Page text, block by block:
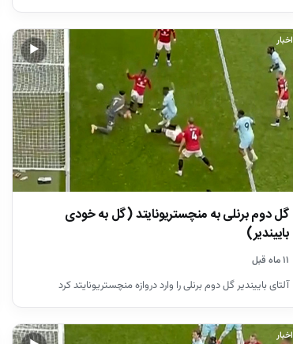
▶
اخبار
گل دوم برنلی به منچستریونایتد (گل به خودی
باییندیر)
۱۱ ماه قبل
آلتای باییندیر گل دوم برنلی را وارد دروازه منچستریونایتد کرد
اخبار